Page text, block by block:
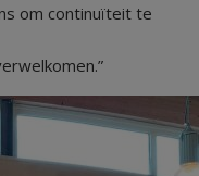
om continuïteit te